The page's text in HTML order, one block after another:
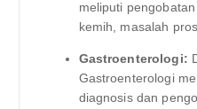
meliputi
kemih, masalah
Gastroenterologi:
Gastroenterologi
diagnosis dan